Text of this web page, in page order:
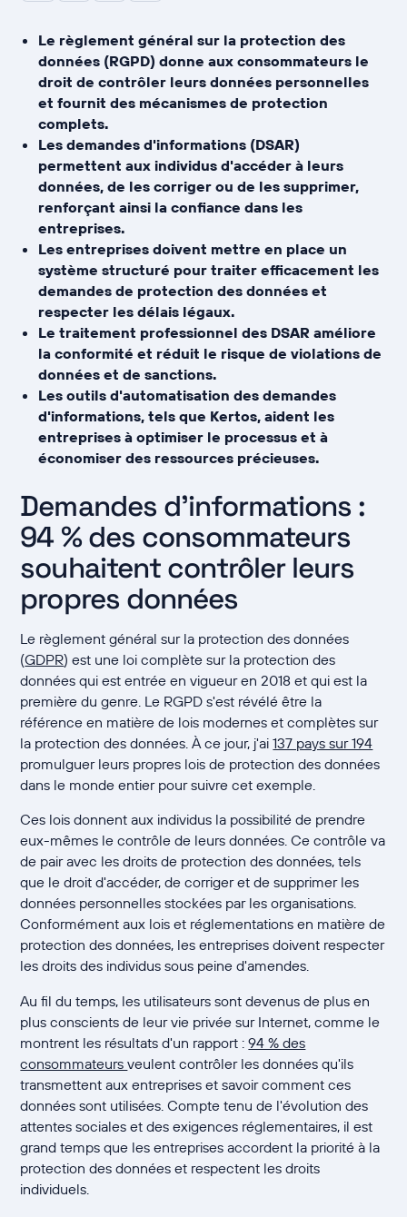
Le règlement général sur la protection des
données (RGPD) donne aux consommateurs le
droit de contrôler leurs données personnelles
et fournit des mécanismes de protection
complets.
Les demandes d'informations (DSAR)
permettent aux individus d'accéder à leurs
données, de les corriger ou de les supprimer,
renforçant ainsi la confiance dans les
entreprises.
Les entreprises doivent mettre en place un
système structuré pour traiter efficacement les
demandes de protection des données et
respecter les délais légaux.
Le traitement professionnel des DSAR améliore
la conformité et réduit le risque de violations de
données et de sanctions.
Les outils d'automatisation des demandes
d'informations, tels que Kertos, aident les
entreprises à optimiser le processus et à
économiser des ressources précieuses.
Demandes d'informations :
94 % des consommateurs
souhaitent contrôler leurs
propres données
Le règlement général sur la protection des données
(GDPR) est une loi complète sur la protection des
données qui est entrée en vigueur en 2018 et qui est la
première du genre. Le RGPD s'est révélé être la
référence en matière de lois modernes et complètes sur
la protection des données. À ce jour, j'ai137 pays sur 194
promulguer leurs propres lois de protection des données
dans le monde entier pour suivre cet exemple.
Ces lois donnent aux individus la possibilité de prendre
eux-mêmes le contrôle de leurs données. Ce contrôle va
de pair avec les droits de protection des données, tels
que le droit d'accéder, de corriger et de supprimer les
données personnelles stockées par les organisations.
Conformément aux lois et réglementations en matière de
protection des données, les entreprises doivent respecter
les droits des individus sous peine d'amendes.
Au fil du temps, les utilisateurs sont devenus de plus en
plus conscients de leur vie privée sur Internet, comme le
montrent les résultats d'un rapport :94 % des
consommateursveulent contrôler les données qu'ils
transmettent aux entreprises et savoir comment ces
données sont utilisées. Compte tenu de l'évolution des
attentes sociales et des exigences réglementaires, il est
grand temps que les entreprises accordent la priorité à la
protection des données et respectent les droits
individuels.